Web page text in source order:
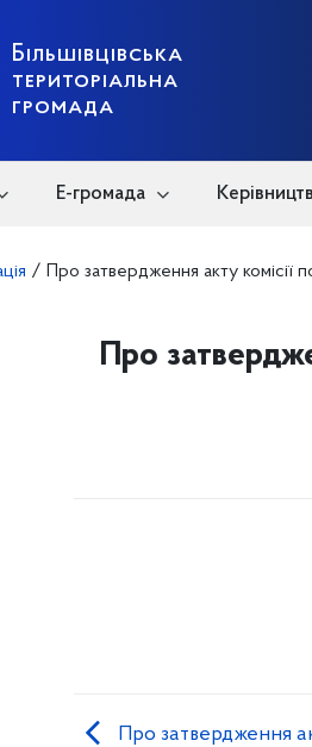
Більшівцівська
територіальна
громада
Е-громада
/ Про затвердження акту комісії
Про
Про затвердження